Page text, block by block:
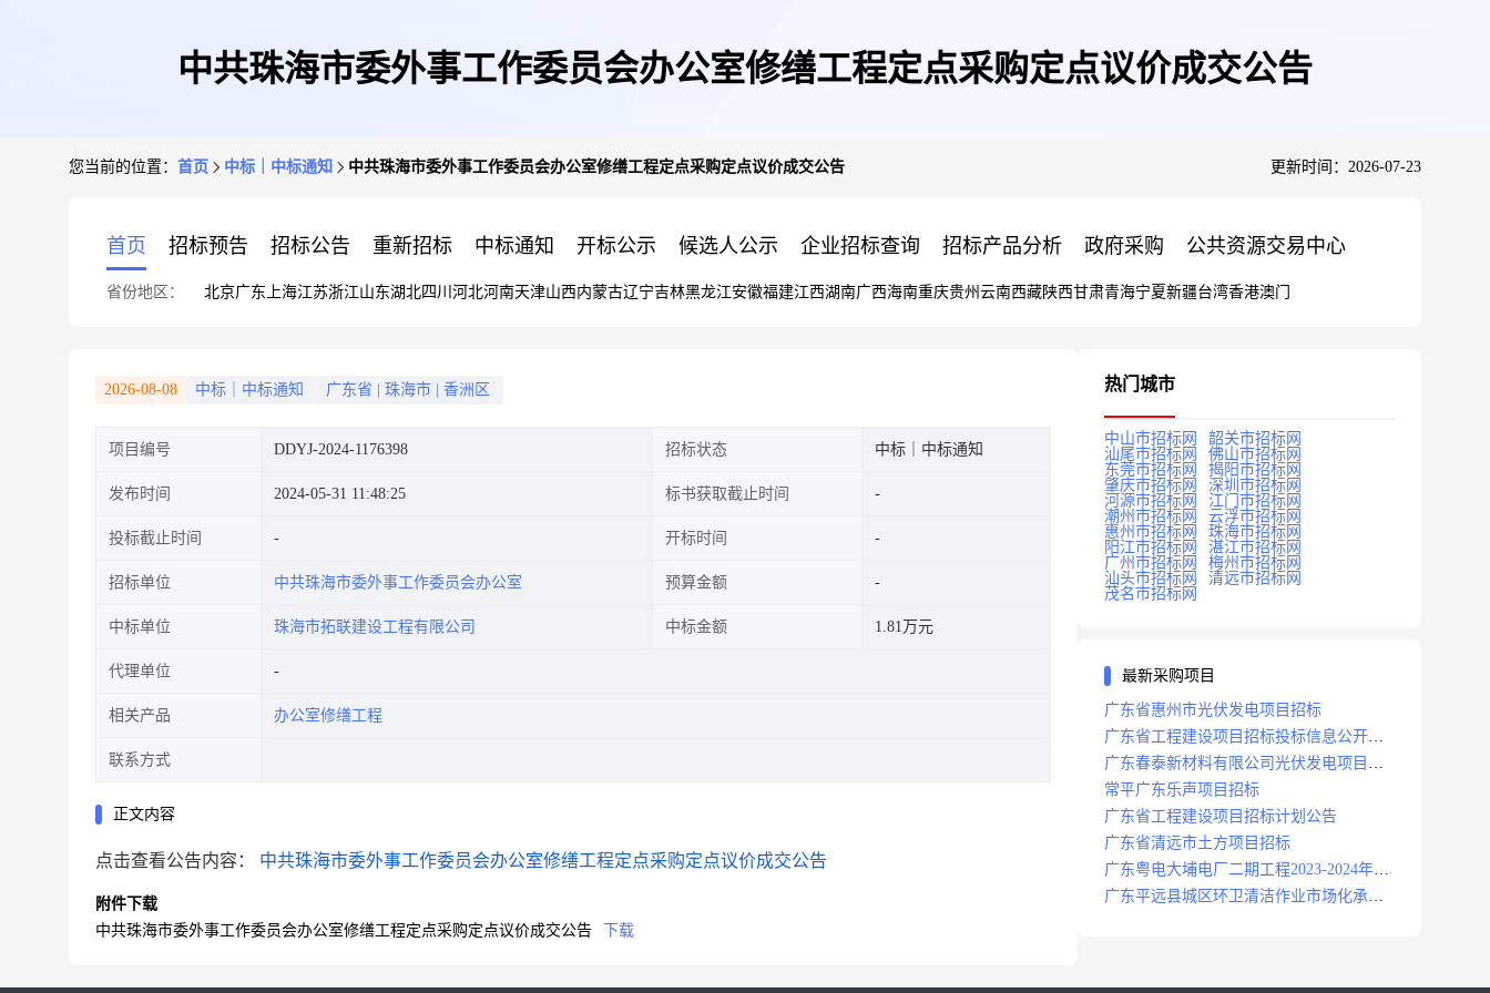
中共珠海市委外事工作委员会办公室修缮工程定点采购定点议价成交公告
您当前的位置： 首页 中标｜中标通知 中共珠海市委外事工作委员会办公室修缮工程定点采购定点议价成交公告 更新时间：2026-07-23
首页 招标预告 招标公告 重新招标 中标通知 开标公示 候选人公示 企业招标查询 招标产品分析 政府采购 公共资源交易中心
省份地区： 北京广东 上海江苏浙江山东湖北四川 河北河南天津山西内蒙古辽宁吉林黑龙江安徽福建江西湖南广西海南重庆贵州 云南西藏陕西甘肃青海宁夏新疆台湾香港澳门
2026-08-08 中标｜中标通知 广东省 珠海市 香洲区
项目编号 DDYJ-2024-1176398 招标状态 中标｜中标通知
发布时间 2024-05-31 11:48:25 标书获取截止时间
投标截止时间 开标时间
招标单位 中共珠海市委外事工作委员会办公室 预算金额
中标单位 珠海市拓联建设工程有限公司 中标金额 1.81万元
代理单位
相关产品 办公室修缮工程
联系方式
正文内容
点击查看公告内容： 中共珠海市委外事工作委员会办公室修缮工程定点采购定点议价成交公告
附件下载
中共珠海市委外事工作委员会办公室修缮工程定点采购定点议价成交公告
下载
热门城市
中山市招标网
韶关市招标网
汕尾市招标网
佛山市招标网
东莞市招标网
揭阳市招标网
肇庆市招标网
深圳市招标网
河源市招标网
江门市招标网
潮州市招标网
云浮市招标网
惠州市招标网
珠海市招标网
阳江市招标网
湛江市招标网
广州市招标网
梅州市招标网
汕头市招标网
清远市招标网
茂名市招标网
最新采购项目
广东省惠州市光伏发电项目招标
广东省工程建设项目招标投标信息公开目
录
广东春泰新材料有限公司光伏发电项目招
标
常平广东乐声项目招标
广东省工程建设项目招标计划公告
广东省清远市土方项目招标
广东粤电大埔电厂二期工程2023-2024年度
安保服务项目招标公告
广东平远县城区环卫清洁作业市场化承包